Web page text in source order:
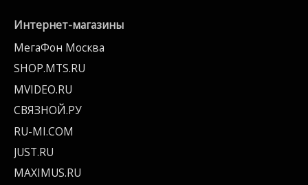
Интернет-магазины
МегаФон Москва
SHOP.MTS.RU
MVIDEO.RU
СВЯЗНОЙ.РУ
RU-MI.COM
JUST.RU
MAXIMUS.RU